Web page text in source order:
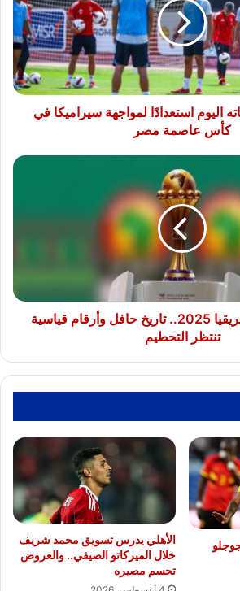
اليوم استعدادًا لمواجهة سيراميكا في
كأس عاصمة مصر
قبل انطلاق أمم إفريقيا 2025.. تاريخ حافل وأرقام قياسية
تنتظر التحطيم
الأهلي يدرس تسويق محمد شريف
خلال الميركاتو الصيفي.. والعروض
تحسم مصيره